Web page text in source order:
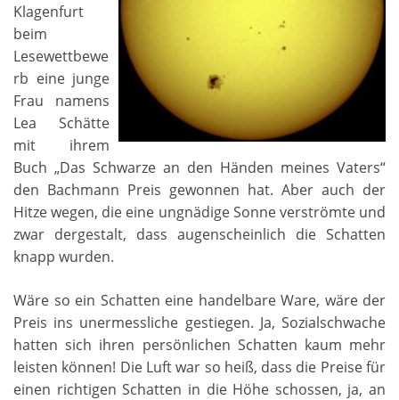
Klagenfurt
beim
Lesewettbewe
rb eine junge
Frau namens
Lea Schätte
mit ihrem
Buch „Das Schwarze an den Händen meines Vaters“
den Bachmann Preis gewonnen hat. Aber auch der
Hitze wegen, die eine ungnädige Sonne verströmte und
zwar dergestalt, dass augenscheinlich die Schatten
knapp wurden.
Wäre so ein Schatten eine handelbare Ware, wäre der
Preis ins unermessliche gestiegen. Ja, Sozialschwache
hatten sich ihren persönlichen Schatten kaum mehr
leisten können! Die Luft war so heiß, dass die Preise für
einen richtigen Schatten in die Höhe schossen, ja, an